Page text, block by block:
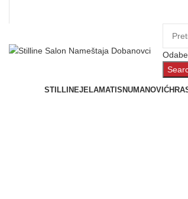
STILLINEJELAMATISNUMANOVIĆ